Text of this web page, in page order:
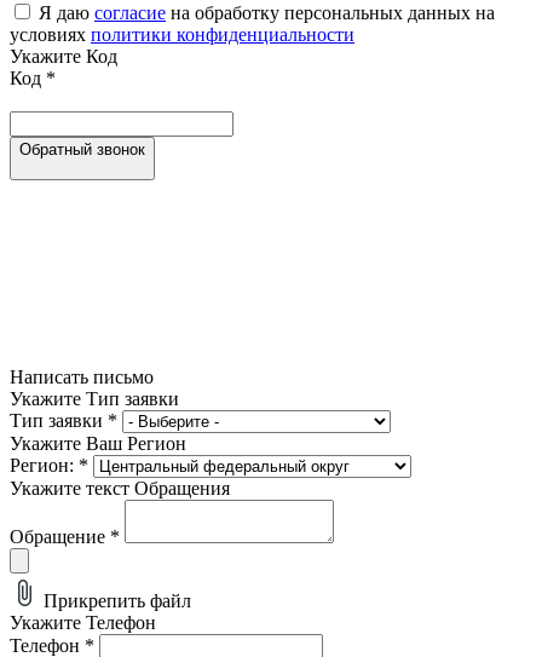
Я даю согласие на обработку персональных данных на
условиях политики конфиденциальности
Укажите Код
Код *
Обратный звонок
Написать письмо
Укажите Тип заявки
Тип заявки *
Укажите Ваш Регион
Регион: *
Укажите текст Обращения
Обращение *
Прикрепить файл
Укажите Телефон
Телефон *